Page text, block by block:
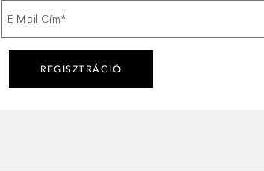
E-Mail Cím*
REGISZTRÁCIÓ